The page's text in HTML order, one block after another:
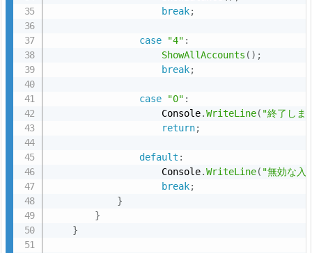
資
料：
V
u
a
S
t
u
break;
case "4" :
ShowAllAccounts ( ) ;
break;
case "0" :
                    Console
.WriteLine( "終了しま
return;
default :
                    Console
.WriteLine( "無効な入
break;
}
}
}